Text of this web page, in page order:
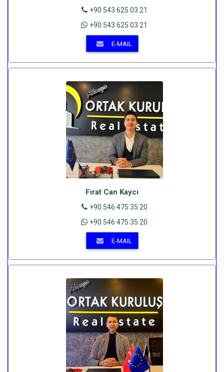
+90 543 625 03 21
+90 543 625 03 21
E-MAIL
Fırat Can Kaycı
+90 546 475 35 20
+90 546 475 35 20
E-MAIL